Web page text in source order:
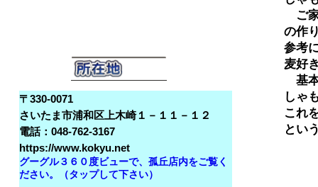
ご
の作
参考
麦好
基
しゃ
これ
〒330-0071
さいたま市浦和区上木崎１－１１－１２
電話：048-762-3167
https://www.kokyu.net
グーグル３６０度ビューで、孤丘店内をご覧く
ださい。（タップして下さい）